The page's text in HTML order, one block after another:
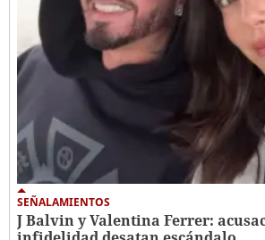
SEÑALAMIENTOS
J Balvin y Valentina Ferrer: